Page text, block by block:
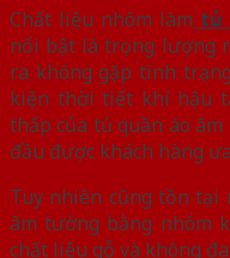
Chất liệu nhôm làm tủ
nổi bật là trọng lượng
ra không gặp tình
kiện thời tiết khí hậu
thấp của tủ quần áo
đầu được khách hàng
Tuy nhiên cũng tồn
âm tường bằng nhôm
chất liệu gỗ và không